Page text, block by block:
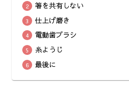
箸を共有しない
仕上げ磨き
電動歯ブラシ
糸ようじ
最後に